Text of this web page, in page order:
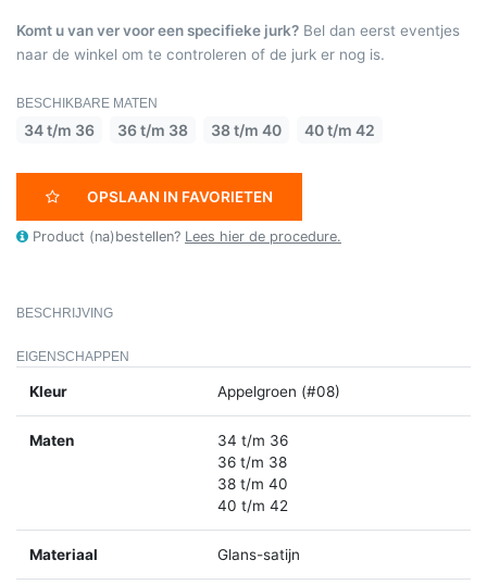
Komt u van ver voor een specifieke jurk? Bel dan eerst eventjes
naar de winkel om te controleren of de jurk er nog is.
BESCHIKBARE MATEN
34 t/m 36 36 t/m 38 38 t/m 40 40 t/m 42
OPSLAAN IN FAVORIETEN
Product (na)bestellen? Lees hier de procedure.
BESCHRIJVING
EIGENSCHAPPEN
Kleur Appelgroen (#08)
Maten
34 t/m 36
36 t/m 38
38 t/m 40
40 t/m 42
Materiaal Glans-satijn